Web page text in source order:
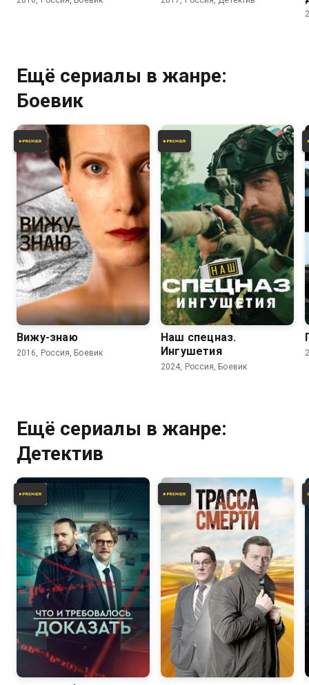
Ещё сериалы в жанре:
Боевик
6.1
Вижу-знаю
2016, Россия, Боевик
Наш спецназ.
Ингушетия
2024, Россия, Боевик
Ещё сериалы в жанре:
Детектив
6.8 7.3 6.0